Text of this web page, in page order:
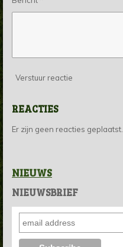
Verstuur reactie
REACTIES
Er zijn geen reacties geplaatst.
NIEUWS
NIEUWSBRIEF